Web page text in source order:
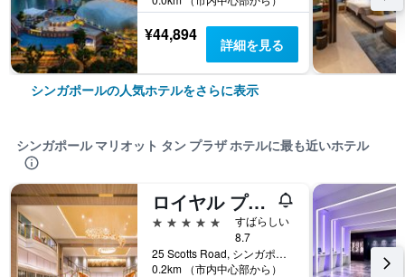
¥44,894 詳細を見る
シンガポールの人気ホテルをさらに表示
シンガポール マリオット タン プラザ ホテルに最も近いホテル
ロイヤル プラザ オン スコッツ
5つ星
すばらしい
8.7
25 Scotts Road, シンガポール, シンガポール
0.2km （市内中心部から）